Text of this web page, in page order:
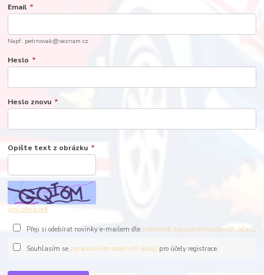
Email *
Např. petrnovak@seznam.cz
Heslo *
Heslo znovu *
Opište text z obrázku *
jiný obrázek
Přeji si odebírat novinky e-mailem dle podmínek zpracování osobních údajů.
Souhlasím se zpracováním osobních údajůpro účely registrace.